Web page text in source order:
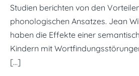
Studien berichten von den
phonologischen Ansatzes. Jean
haben die Effekte einer
Kindern mit
[…]